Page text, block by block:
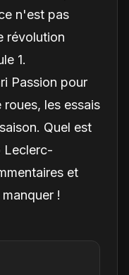
n'est pas
révolution
1.
Passion pour
les essais
Quel est
Leclerc-
et
!